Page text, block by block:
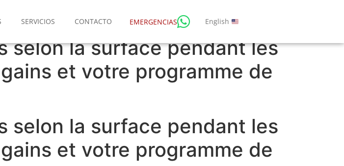
SERVICIOS CONTACTO EMERGENCIAS English
selon la surface pendant les
et votre programme de
selon la surface pendant les
et votre programme de